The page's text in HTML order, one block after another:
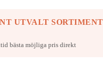
UTVALT
bästa möjliga pris direkt